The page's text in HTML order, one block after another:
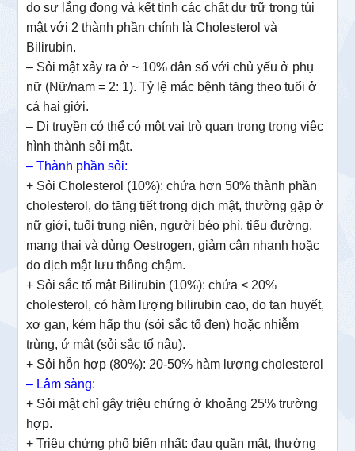
do sự lắng đọng và kết tinh các chất dự trữ trong túi
mật với 2 thành phần chính là Cholesterol và
Bilirubin.
– Sỏi mật xảy ra ở ~ 10% dân số với chủ yếu ở phụ
nữ (Nữ/nam = 2: 1).Tỷ lệ mắc bệnh tăng theo tuổi ở
cả hai giới.
– Di truyền có thể có một vai trò quan trọng trong việc
hình thành sỏi mật.
– Thành phần sỏi:
+ Sỏi Cholesterol (10%): chứa hơn 50% thành phần
cholesterol, do tăng tiết trong dịch mật, thường gặp ở
nữ giới, tuổi trung niên, người béo phì, tiểu đường,
mang thai và dùng Oestrogen, giảm cân nhanh hoặc
do dịch mật lưu thông chậm.
+ Sỏi sắc tố mật Bilirubin (10%): chứa < 20%
cholesterol, có hàm lượng bilirubin cao, do tan huyết,
xơ gan, kém hấp thu (sỏi sắc tố đen) hoặc nhiễm
trùng, ứ mật (sỏi sắc tố nâu).
+ Sỏi hỗn hợp (80%): 20-50% hàm lượng cholesterol
– Lâm sàng:
+ Sỏi mật chỉ gây triệu chứng ở khoảng 25% trường
hợp.
+ Triệu chứng phổ biến nhất: đau quặn mật, thường